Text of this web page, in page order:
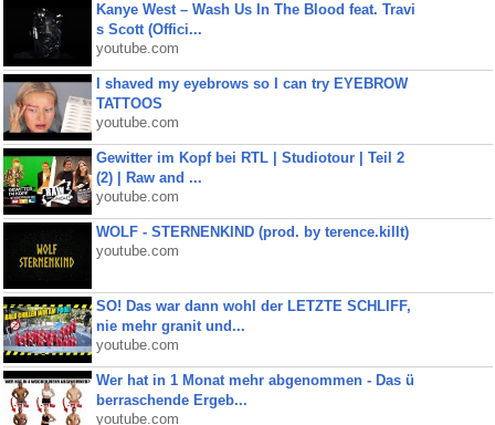
Kanye West – Wash Us In The Blood feat. Travi
s Scott (Offici...
youtube.com
I shaved my eyebrows so I can try EYEBROW
TATTOOS
youtube.com
Gewitter im Kopf bei RTL | Studiotour | Teil 2
(2) | Raw and ...
youtube.com
WOLF - STERNENKIND (prod. by terence.killt)
youtube.com
SO! Das war dann wohl der LETZTE SCHLIFF,
nie mehr granit und...
youtube.com
Wer hat in 1 Monat mehr abgenommen - Das ü
berraschende Ergeb...
youtube.com